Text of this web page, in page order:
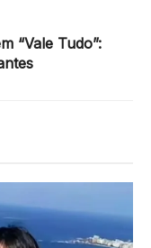
“Vale Tudo”: